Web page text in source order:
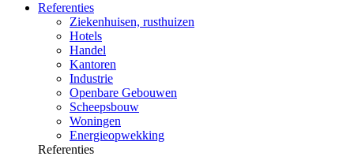
Referenties
Ziekenhuisen, rusthuizen
Hotels
Handel
Kantoren
Industrie
Openbare Gebouwen
Scheepsbouw
Woningen
Energieopwekking
Referenties